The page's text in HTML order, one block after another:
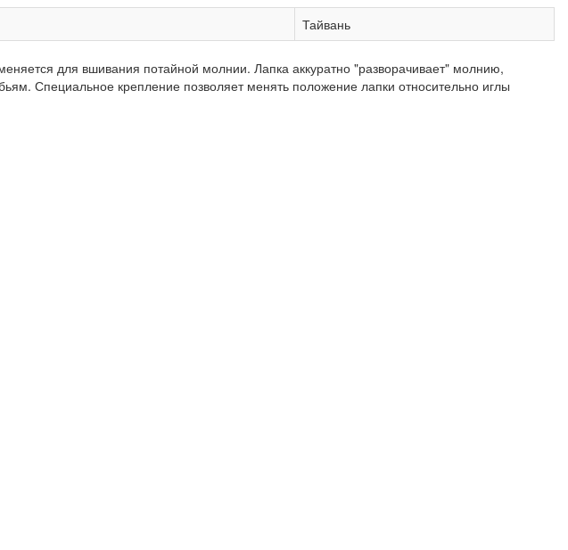
Тайвань
для вшивания потайной молнии. Лапка аккуратно "разворачивает" молнию,
Специальное крепление позволяет менять положение лапки относительно иглы